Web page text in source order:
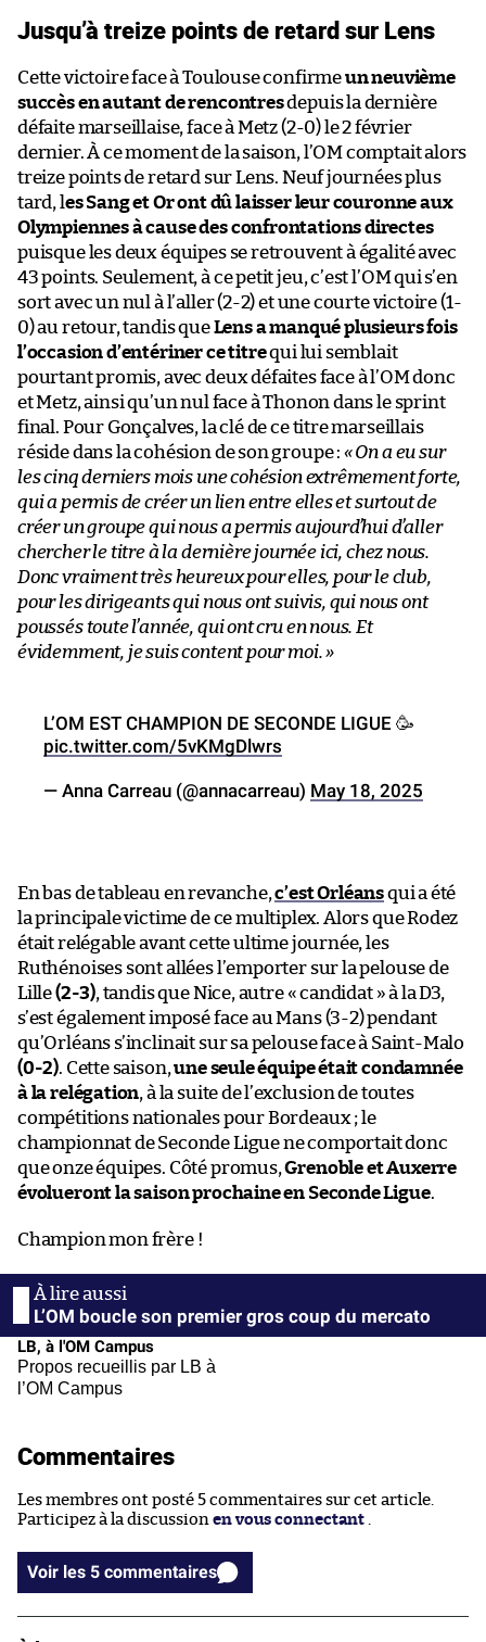
Jusqu’à treize points de retard sur Lens
Cette victoire face à Toulouse confirmeun neuvième
succès en autant de rencontresdepuis la dernière
défaite marseillaise, face à Metz (2-0) le 2 février
dernier. À ce moment de la saison, l’OM comptait alors
treize points de retard sur Lens. Neuf journées plus
tard, les Sang et Or ont dû laisser leur couronne aux
Olympiennes à cause des confrontations directes
puisque les deux équipes se retrouvent à égalité avec
43 points. Seulement, à ce petit jeu, c’est l’OM qui s’en
sort avec un nul à l’aller (2-2) et une courte victoire (1-
0) au retour, tandis queLens a manqué plusieurs fois
l’occasion d’entériner ce titrequi lui semblait
pourtant promis, avec deux défaites face à l’OM donc
et Metz, ainsi qu’un nul face à Thonon dans le sprint
final. Pour Gonçalves, la clé de ce titre marseillais
réside dans la cohésion de son groupe : « On a eu sur
les cinq derniers mois une cohésion extrêmement forte,
qui a permis de créer un lien entre elles et surtout de
créer un groupe qui nous a permis aujourd’hui d’aller
chercher le titre à la dernière journée ici, chez nous.
Donc vraiment très heureux pour elles, pour le club,
pour les dirigeants qui nous ont suivis, qui nous ont
poussés toute l’année, qui ont cru en nous. Et
évidemment, je suis content pour moi. »
L’OM EST CHAMPION DE SECONDE LIGUE 🥳
pic.twitter.com/5vKMgDlwrs
— Anna Carreau (@annacarreau) May 18, 2025
En bas de tableau en revanche,c’est Orléansqui a été
la principale victime de ce multiplex. Alors que Rodez
était relégable avant cette ultime journée, les
Ruthénoises sont allées l’emporter sur la pelouse de
Lille(2-3), tandis que Nice, autre « candidat » à la D3,
s’est également imposé face au Mans (3-2) pendant
qu’Orléans s’inclinait sur sa pelouse face à Saint-Malo
(0-2). Cette saison,une seule équipe était condamnée
à la relégation, à la suite de l’exclusion de toutes
compétitions nationales pour Bordeaux ; le
championnat de Seconde Ligue ne comportait donc
que onze équipes. Côté promus,Grenoble et Auxerre
évolueront la saison prochaine en Seconde Ligue.
Champion mon frère !
L’OM boucle son premier gros coup du mercato
LB, à l'OM Campus
Propos recueillis par LB à
l’OM Campus
Commentaires
Les membres ont posté 5 commentaires sur cet article.
Participez à la discussion en vous connectant
Voir les 5 commentaires